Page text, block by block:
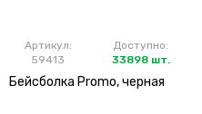
Артикул:
59413
Доступно:
33898 шт.
Бейсболка Promo, черная